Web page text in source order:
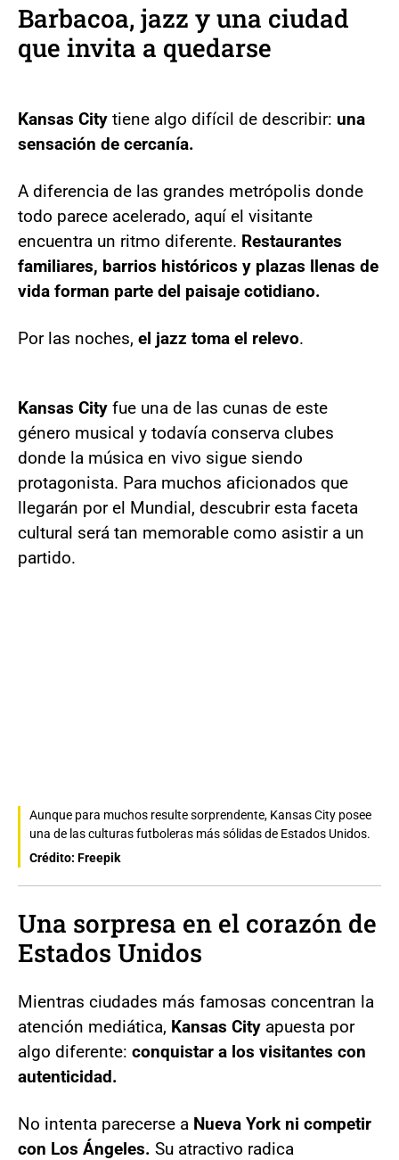
Barbacoa, jazz y una ciudad
que invita a quedarse
Kansas City tiene algo difícil de describir: una
sensación de cercanía.
A diferencia de las grandes metrópolis donde
todo parece acelerado, aquí el visitante
encuentra un ritmo diferente. Restaurantes
familiares, barrios históricos y plazas llenas de
vida forman parte del paisaje cotidiano.
Por las noches, el jazz toma el relevo.
Kansas City fue una de las cunas de este
género musical y todavía conserva clubes
donde la música en vivo sigue siendo
protagonista. Para muchos aficionados que
llegarán por el Mundial, descubrir esta faceta
cultural será tan memorable como asistir a un
partido.
Aunque para muchos resulte sorprendente, Kansas City posee
una de las culturas futboleras más sólidas de Estados Unidos.
Crédito: Freepik
Una sorpresa en el corazón de
Estados Unidos
Mientras ciudades más famosas concentran la
atención mediática, Kansas City apuesta por
algo diferente: conquistar a los visitantes con
autenticidad.
No intenta parecerse a Nueva York ni competir
con Los Ángeles. Su atractivo radica